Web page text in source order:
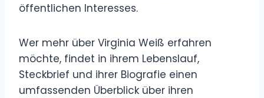
öffentlichen Interesses.
Wer mehr über Virginia Weiß erfahren
möchte, findet in ihrem Lebenslauf,
Steckbrief und ihrer Biografie einen
umfassenden Überblick über ihren